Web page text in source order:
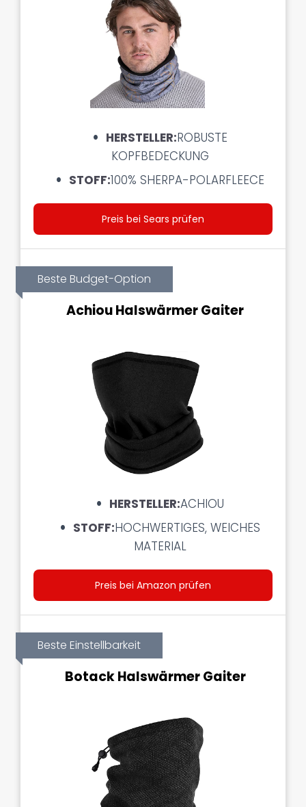
HERSTELLER:ROBUSTE
KOPFBEDECKUNG
STOFF:100% SHERPA-POLARFLEECE
Preis bei Sears prüfen
Beste Budget-Option
Achiou Halswärmer Gaiter
HERSTELLER:ACHIOU
STOFF:HOCHWERTIGES, WEICHES
MATERIAL
Preis bei Amazon prüfen
Beste Einstellbarkeit
Botack Halswärmer Gaiter